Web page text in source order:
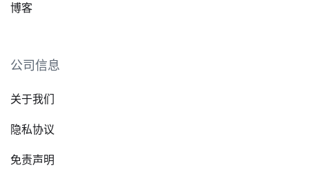
博客
公司信息
关于我们
隐私协议
免责声明